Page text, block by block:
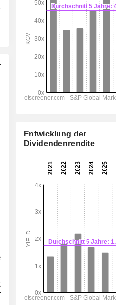
17,97 % 12,64 %
2025 2026 2027
10.850 9.638 8.675
Entwicklung der
Dividendenrendite